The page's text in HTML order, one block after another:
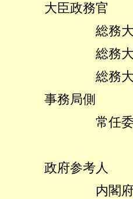
大臣政務官
総務大臣政
総務大臣政
総務大臣政
事務局側
常任委員会
高山
政府参考人
内閣府地方